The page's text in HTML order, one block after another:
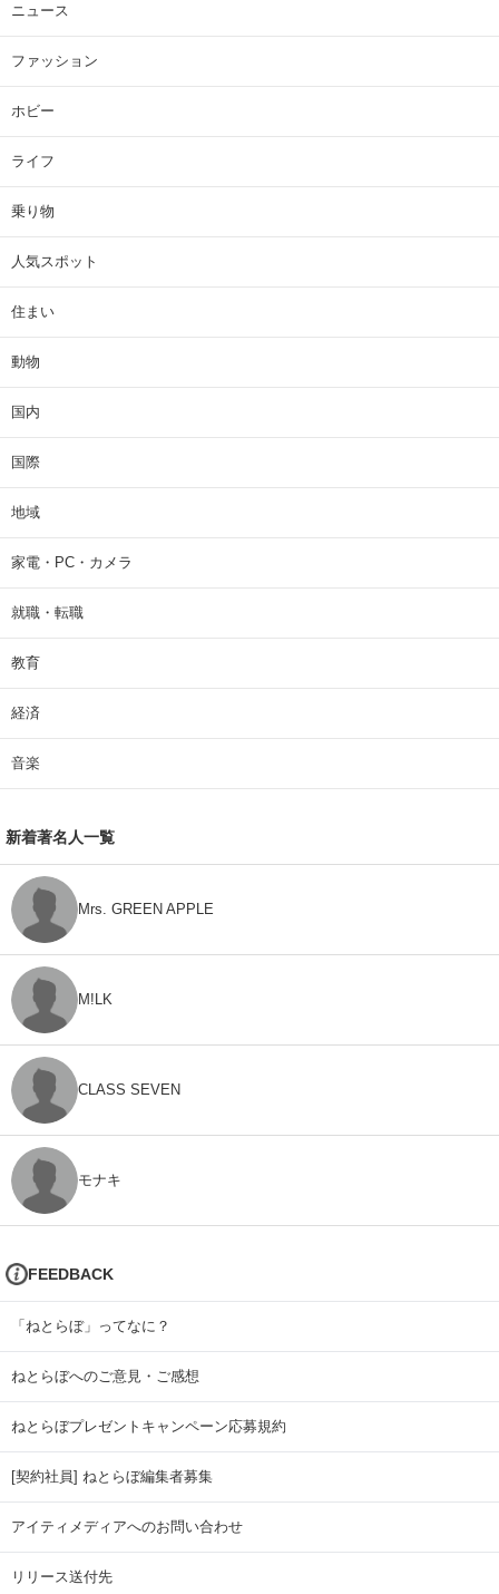
ニュース
ファッション
ホビー
ライフ
乗り物
人気スポット
住まい
動物
国内
国際
地域
家電・PC・カメラ
就職・転職
教育
経済
音楽
新着著名人一覧
Mrs. GREEN APPLE
M!LK
CLASS SEVEN
モナキ
FEEDBACK
「ねとらぼ」ってなに？
ねとらぼへのご意見・ご感想
ねとらぼプレゼントキャンペーン応募規約
[契約社員] ねとらぼ編集者募集
アイティメディアへのお問い合わせ
リリース送付先